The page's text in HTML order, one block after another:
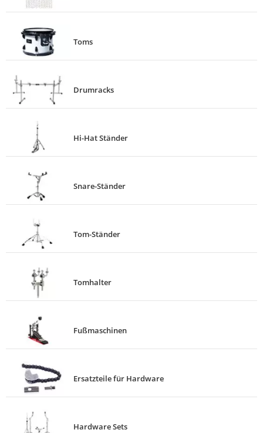
Toms
Drumracks
Hi-Hat Ständer
Snare-Ständer
Tom-Ständer
Tomhalter
Fußmaschinen
Ersatzteile für Hardware
Hardware Sets